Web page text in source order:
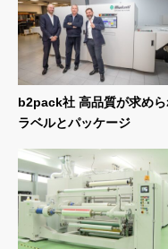
b2pack社 高品質が求めら
ラベルとパッケージ